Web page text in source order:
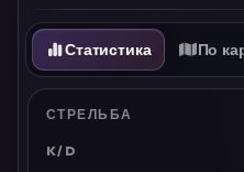
Статистика По
СТРЕЛЬБА
K/D